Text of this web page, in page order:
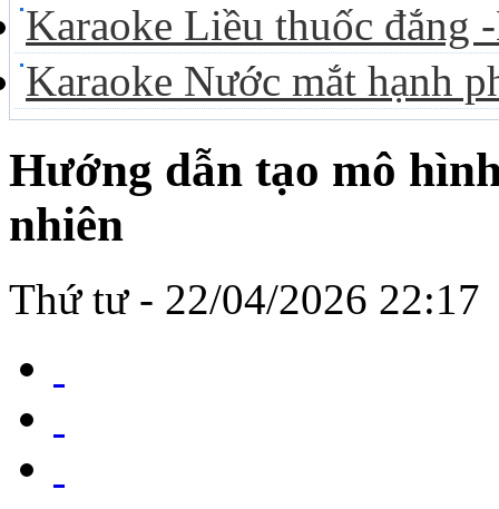
Karaoke Liều thuốc đắng
Karaoke Nước mắt hạnh
Hướng dẫn tạo mô
nhiên
Thứ tư - 22/04/2026 22:17